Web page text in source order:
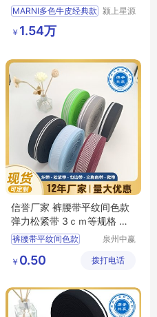
货全国供应
MARNI多色牛皮经典款 颍上星源
￥ 1.54万
信誉厂家 裤腰带平纹间色款
弹力松紧带 3ｃｍ等规格 按
需定制
裤腰带平纹间色款
泉州中赢
有限公司
￥ 0.50 拨打电话